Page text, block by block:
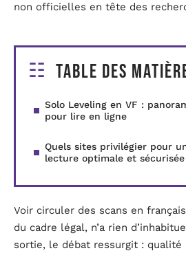
non officielles en tête des
Table des
Solo Leveling en VF :
pour lire en ligne
Quels sites privilégier pour
lecture optimale et
Voir circuler des scans en
du cadre légal, n’a rien
sortie, le débat ressurgit : qualité